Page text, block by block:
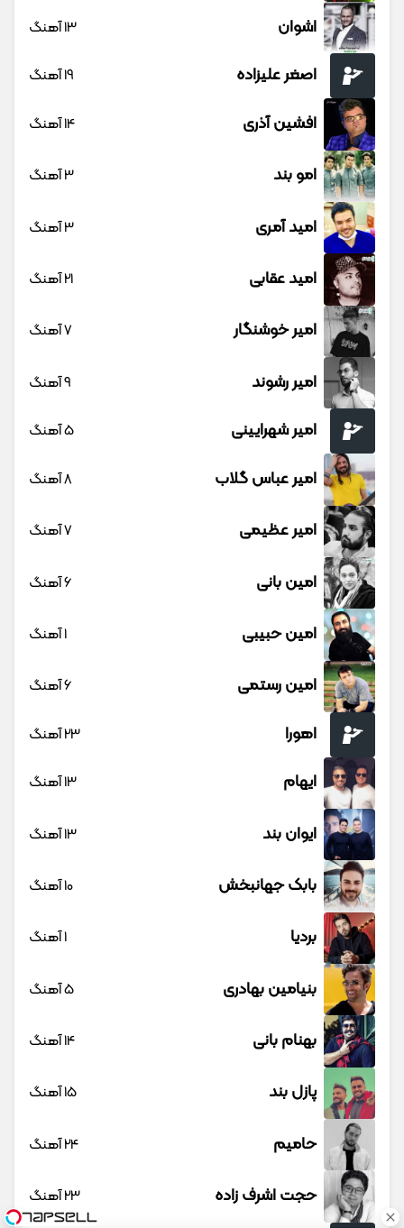
اشوان 13 آهنگ
اصغر علیزاده 19 آهنگ
افشین آذری 14 آهنگ
امو بند 3 آهنگ
امید آمری 3 آهنگ
امید عقابی 21 آهنگ
امیر خوشنگار 7 آهنگ
امیر رشوند 9 آهنگ
امیر شهرایینی 5 آهنگ
امیر عباس گلاب 8 آهنگ
امیر عظیمی 7 آهنگ
امین بانی 6 آهنگ
امین حبیبی 1 آهنگ
امین رستمی 6 آهنگ
اهورا 23 آهنگ
ایهام 13 آهنگ
ایوان بند 13 آهنگ
بابک جهانبخش 10 آهنگ
بردیا 1 آهنگ
بنیامین بهادری 5 آهنگ
بهنام بانی 14 آهنگ
پازل بند 15 آهنگ
حامیم 24 آهنگ
حجت اشرف زاده 23 آهنگ